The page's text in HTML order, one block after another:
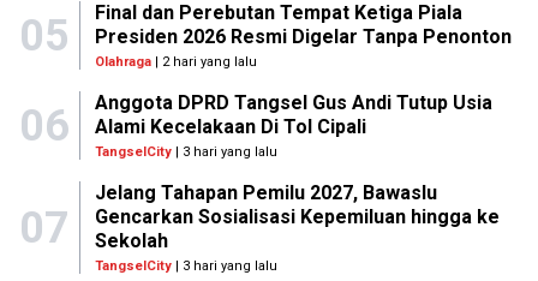
05
Final dan Perebutan Tempat Ketiga Piala
Presiden 2026 Resmi Digelar Tanpa Penonton
Olahraga| 2 hari yang lalu
06
Anggota DPRD Tangsel Gus Andi Tutup Usia
Alami Kecelakaan Di Tol Cipali
TangselCity| 3 hari yang lalu
07
Jelang Tahapan Pemilu 2027, Bawaslu
Gencarkan Sosialisasi Kepemiluan hingga ke
Sekolah
TangselCity| 3 hari yang lalu